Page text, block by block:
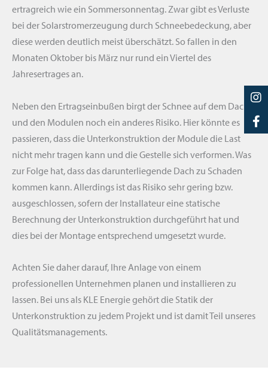
ertragreich wie ein Sommersonnentag. Zwar gibt es Verluste
bei der Solarstromerzeugung durch Schneebedeckung, aber
diese werden deutlich meist überschätzt. So fallen in den
Monaten Oktober bis März nur rund ein Viertel des
Jahresertrages an.
Neben den Ertragseinbußen birgt der Schnee auf dem Dach
und den Modulen noch ein anderes Risiko. Hier könnte es
passieren, dass die Unterkonstruktion der Module die Last
nicht mehr tragen kann und die Gestelle sich verformen. Was
zur Folge hat, dass das darunterliegende Dach zu Schaden
kommen kann. Allerdings ist das Risiko sehr gering bzw.
ausgeschlossen, sofern der Installateur eine statische
Berechnung der Unterkonstruktion durchgeführt hat und
dies bei der Montage entsprechend umgesetzt wurde.
Achten Sie daher darauf, Ihre Anlage von einem
professionellen Unternehmen planen und installieren zu
lassen. Bei uns als KLE Energie gehört die Statik der
Unterkonstruktion zu jedem Projekt und ist damit Teil unseres
Qualitätsmanagements.